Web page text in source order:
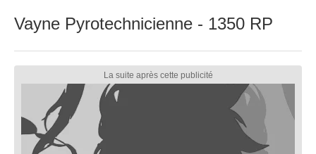
Vayne Pyrotechnicienne - 1350 RP